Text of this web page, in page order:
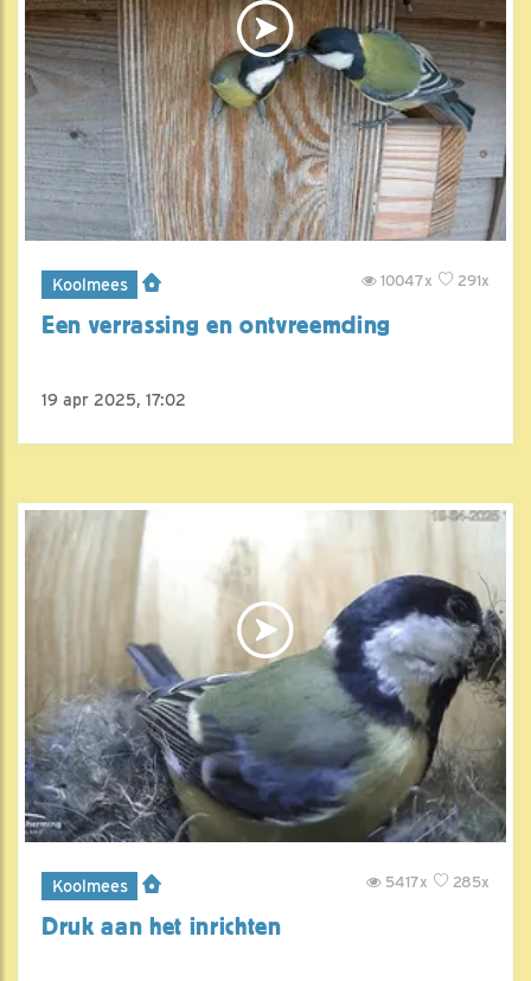
Koolmees 291x
10047x
Een verrassing en ontvreemding
19 apr 2025, 17:02
Koolmees 285x
5417x
Druk aan het inrichten